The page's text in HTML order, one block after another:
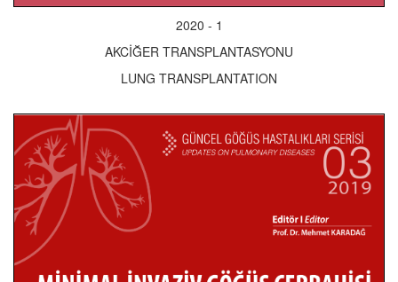
2020 - 1
AKCİĞER TRANSPLANTASYONU
LUNG TRANSPLANTATION